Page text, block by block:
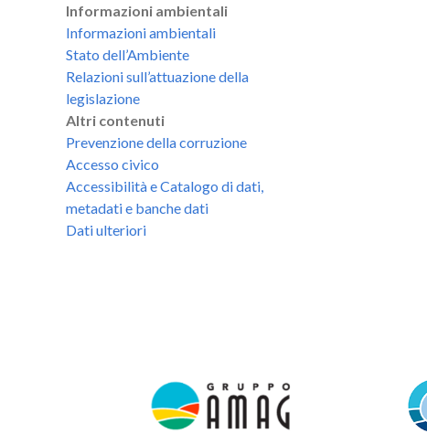
Informazioni ambientali
Informazioni ambientali
Stato dell’Ambiente
Relazioni sull’attuazione della
legislazione
Altri contenuti
Prevenzione della corruzione
Accesso civico
Accessibilità e Catalogo di dati,
metadati e banche dati
Dati ulteriori